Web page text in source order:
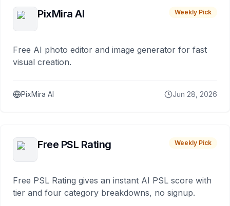
PixMira AI Weekly Pick
Free AI photo editor and image generator for fast
visual creation.
PixMira AI Jun 28, 2026
Free PSL Rating Weekly Pick
Free PSL Rating gives an instant AI PSL score with
tier and four category breakdowns, no signup.